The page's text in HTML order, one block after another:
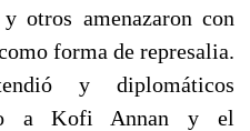
otros amenazaron con
forma de represalia.
y diplomáticos
a Kofi Annan y el